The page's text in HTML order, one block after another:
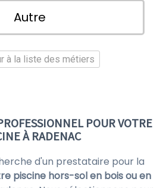
Autre
à la liste des métiers
POUR VOTRE
À RADENAC
d'un prestataire pour la
piscine hors-sol en bois ou en